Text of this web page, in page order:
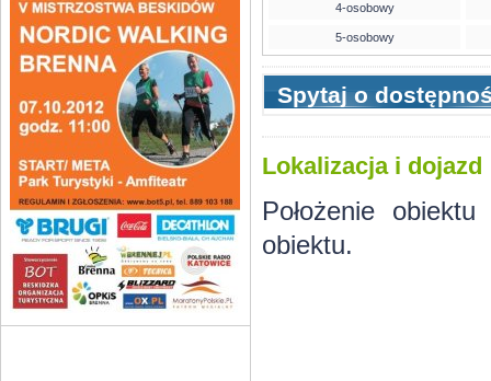
4-osobowy
5-osobowy
Spytaj o
Lokalizacja i dojazd
Położenie
obiektu.